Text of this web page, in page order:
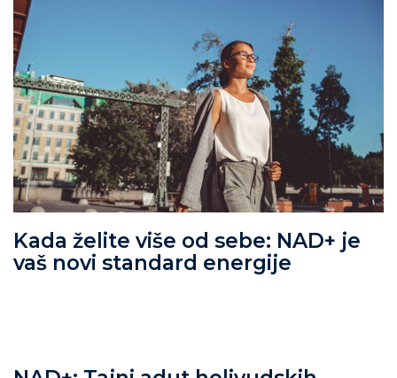
Kada želite više od sebe: NAD+ je
vaš novi standard energije